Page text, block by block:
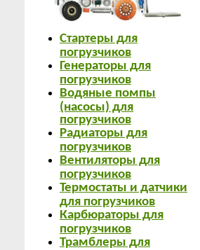
Стартеры для
погрузчиков
Генераторы для
погрузчиков
Водяные помпы
(насосы) для
погрузчиков
Радиаторы для
погрузчиков
Вентиляторы для
погрузчиков
Термостаты и датчики
для погрузчиков
Карбюраторы для
погрузчиков
Трамблеры для